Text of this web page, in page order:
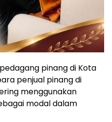
pinang di Kota
penjual pinang di
menggunakan
modal dalam